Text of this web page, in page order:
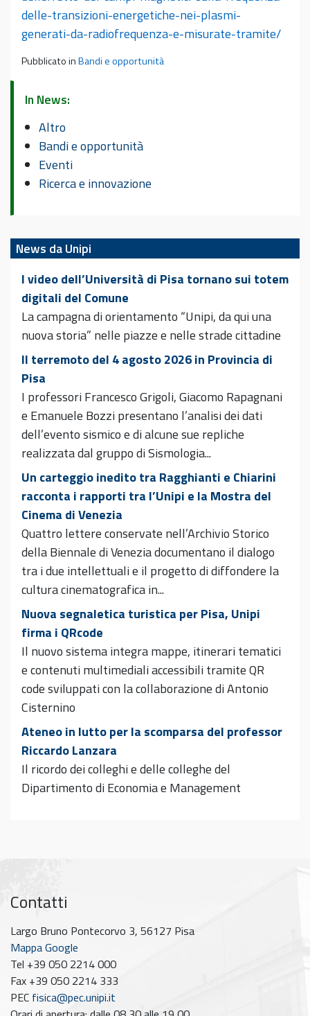
delle-transizioni-energetiche-nei-plasmi-
generati-da-radiofrequenza-e-misurate-tramite/
Pubblicato inBandi e opportunità
In News:
Altro
Bandi e opportunità
Eventi
Ricerca e innovazione
News da Unipi
I video dell’Università di Pisa tornano sui totem
digitali del Comune
La campagna di orientamento “Unipi, da qui una
nuova storia” nelle piazze e nelle strade cittadine
Il terremoto del 4 agosto 2026 in Provincia di
Pisa
I professori Francesco Grigoli, Giacomo Rapagnani
e Emanuele Bozzi presentano l’analisi dei dati
dell’evento sismico e di alcune sue repliche
realizzata dal gruppo di Sismologia...
Un carteggio inedito tra Ragghianti e Chiarini
racconta i rapporti tra l’Unipi e la Mostra del
Cinema di Venezia
Quattro lettere conservate nell’Archivio Storico
della Biennale di Venezia documentano il dialogo
tra i due intellettuali e il progetto di diffondere la
cultura cinematografica in...
Nuova segnaletica turistica per Pisa, Unipi
firma i QRcode
Il nuovo sistema integra mappe, itinerari tematici
e contenuti multimediali accessibili tramite QR
code sviluppati con la collaborazione di Antonio
Cisternino
Ateneo in lutto per la scomparsa del professor
Riccardo Lanzara
Il ricordo dei colleghi e delle colleghe del
Dipartimento di Economia e Management
Contatti
Largo Bruno Pontecorvo 3, 56127 Pisa
Mappa Google
Tel +39 050 2214 000
Fax +39 050 2214 333
PEC fisica@pec.unipi.it